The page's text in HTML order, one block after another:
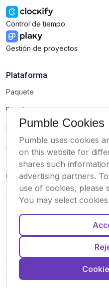
Control de tiempo
Gestión de proyectos
Plataforma
Paquete
Bundle
Marketplace
Actualizaciones
© Pumble
CookiesCondicionesPrivacidad
Español
Français
Português
Deutsch
Inglés
Pumble Cookies
Pumble uses cookies
on this website for
shares such
advertising partners.
use of cookies, please
You may select